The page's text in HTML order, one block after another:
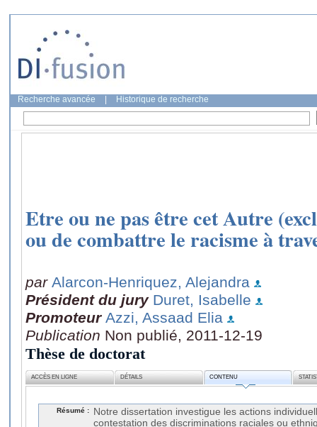
Recherche avancée Historique de recherche
Etre ou ne pas être cet Autre
ou de combattre le racisme à
par Alarcon-Henriquez, Alejandra
Président du jury Duret, Isabelle
Promoteur Azzi, Assaad Elia
Publication Non publié, 2011-12-19
Thèse de doctorat
ACCÈS EN LIGNE DÉTAILS CONTENU
Résumé :
Notre dissertation investigue les actions
contestation des discriminations raciales ou